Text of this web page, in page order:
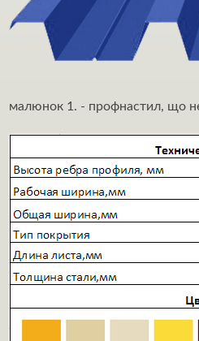
малюнок 1. - профнастил, що